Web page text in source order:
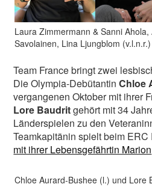
Laura Zimmermann & Sanni Ahola,
Savolainen, Lina Ljungblom (v.l.n.r.)
Team France bringt zwei
Die Olympia-DebütantinChloe
vergangenen Oktober mit ihrer
Lore Baudritgehört mit 34
Länderspielen zu den
Teamkapitänin spielt beim
mit ihrer Lebensgefährtin Marion
Chloe Aurard-Bushee (l.) und Lore